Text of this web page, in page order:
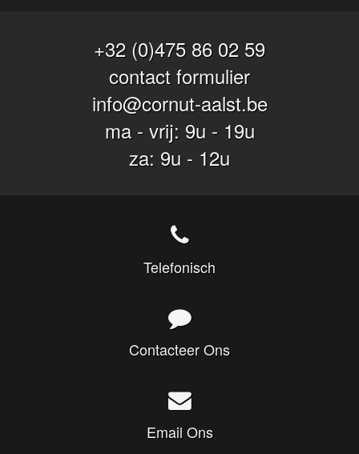
+32 (0)475 86 02 59
contact formulier
info@cornut-aalst.be
ma - vrij: 9u - 19u
za: 9u - 12u
Telefonisch
Contacteer Ons
Email Ons